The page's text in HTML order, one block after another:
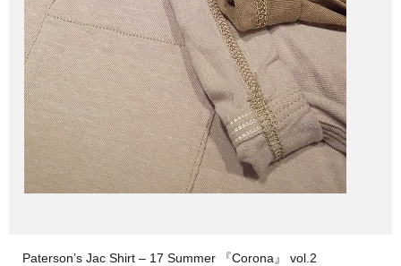
Paterson’s Jac Shirt – 17 Summer 『Corona』 vol.2